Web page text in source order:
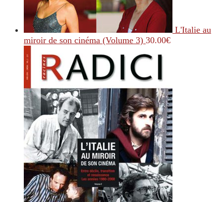
L'Italie au
miroir de son cinéma (Volume 3) 30.00€